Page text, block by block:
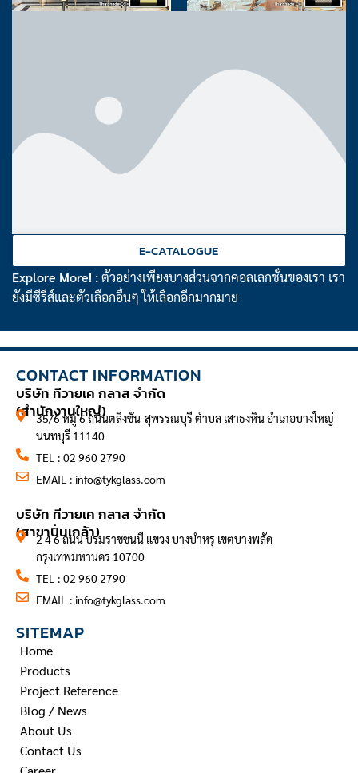
E-CATALOGUE
Explore More! :ตัวอย่างเพียงบางส่วนจากคอลเลกชั่นของเรา เรา
ยังมีซีรีส์และตัวเลือกอื่นๆ ให้เลือกอีกมากมาย
CONTACT INFORMATION
บริษัท ทีวายเค กลาส จำกัด
(สำนักงานใหญ่)
35/6 หมู่ 6 ถนนตลิ่งชัน-สุพรรณบุรี ตำบล เสาธงหิน อำเภอบางใหญ่
นนทบุรี 11140
TEL : 02 960 2790
EMAIL : info@tykglass.com
บริษัท ทีวายเค กลาส จำกัด
(สาขาปิ่นเกล้า)
2 4 6 ถนน บรมราชชนนี แขวง บางบำหรุ เขตบางพลัด
กรุงเทพมหานคร 10700
TEL : 02 960 2790
EMAIL : info@tykglass.com
SITEMAP
Home
Products
Project Reference
Blog / News
About Us
Contact Us